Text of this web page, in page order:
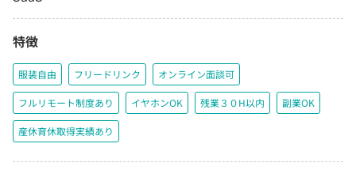
特徴
服装自由 フリードリンク オンライン面談可
フルリモート制度あり イヤホンOK 残業３０H以内 副業OK
産休育休取得実績あり